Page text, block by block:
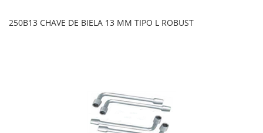
250B13 CHAVE DE BIELA 13 MM TIPO L ROBUST